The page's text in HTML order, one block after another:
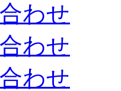
わせ
わせ
わせ